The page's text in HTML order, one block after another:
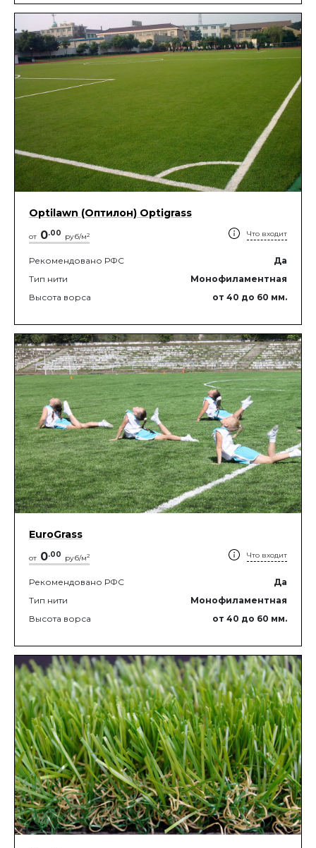
Optilawn (Оптилон) Optigrass
от 0.00 руб/м2 Что входит
Рекомендовано РФС
Да
Тип нити
Монофиламентная
Высота ворса
от 40 до 60 мм.
EuroGrass
от 0.00 руб/м2 Что входит
Рекомендовано РФС
Да
Тип нити
Монофиламентная
Высота ворса
от 40 до 60 мм.